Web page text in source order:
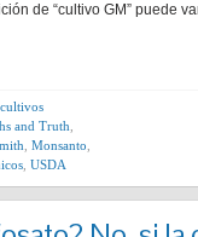
de “cultivo GM” puede
cultivos
and Truth
Monsanto
USDA